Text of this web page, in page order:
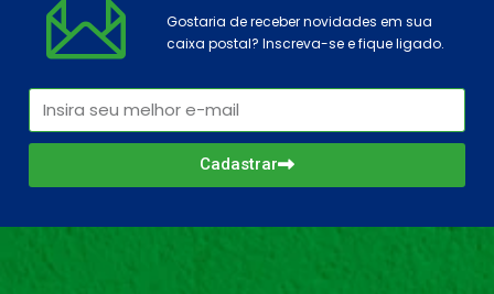
Gostaria de receber novidades em sua
caixa postal? Inscreva-se e fique ligado.
Cadastrar